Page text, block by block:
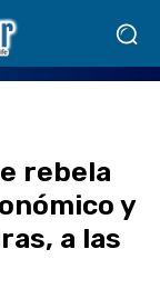
rebela
y
a las